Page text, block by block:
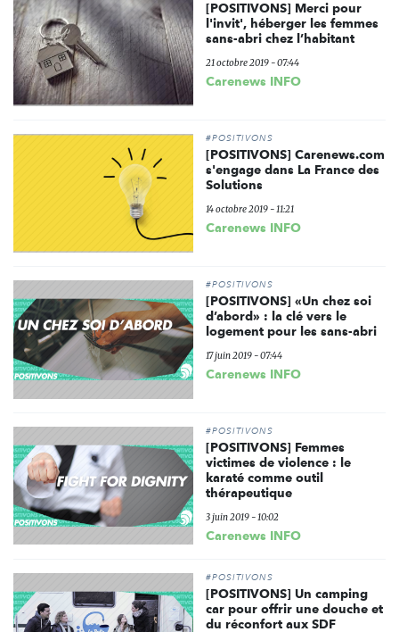
[POSITIVONS] Merci pour
l'invit', héberger les femmes
sans-abri chez l’habitant
21 octobre 2019 - 07:44
Carenews INFO
#POSITIVONS
[POSITIVONS] Carenews.com
s'engage dans La France des
Solutions
14 octobre 2019 - 11:21
Carenews INFO
#POSITIVONS
[POSITIVONS] «Un chez soi
d’abord» : la clé vers le
logement pour les sans-abri
17 juin 2019 - 07:44
Carenews INFO
#POSITIVONS
[POSITIVONS] Femmes
victimes de violence : le
karaté comme outil
thérapeutique
3 juin 2019 - 10:02
Carenews INFO
#POSITIVONS
[POSITIVONS] Un camping
car pour offrir une douche et
du réconfort aux SDF